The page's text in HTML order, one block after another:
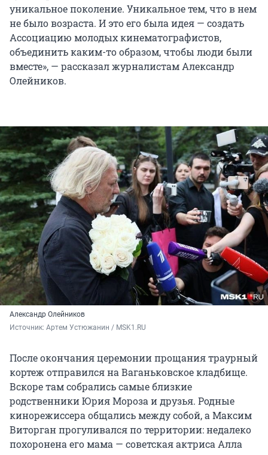
уникальное поколение. Уникальное тем, что в нем
не было возраста. И это его была идея — создать
Ассоциацию молодых кинематографистов,
объединить каким-то образом, чтобы люди были
вместе», — рассказал журналистам Александр
Олейников.
Александр Олейников
Источник: Артем Устюжанин / MSK1.RU
После окончания церемонии прощания траурный
кортеж отправился на Ваганьковское кладбище.
Вскоре там собрались самые близкие
родственники Юрия Мороза и друзья. Родные
кинорежиссера общались между собой, а Максим
Виторган прогуливался по территории: недалеко
похоронена его мама — советская актриса Алла